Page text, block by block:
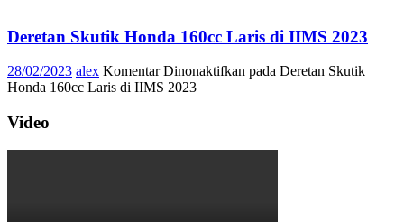
Deretan Skutik Honda 160cc Laris di IIMS 2023
28/02/2023 alex Komentar Dinonaktifkan pada Deretan Skutik
Honda 160cc Laris di IIMS 2023
Video